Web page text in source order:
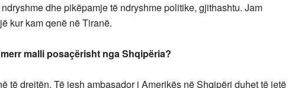
dhe pikëpamje të ndryshme politike, gjithashtu. Jam
kur kam qenë në Tiranë.
malli posaçërisht nga Shqipëria?
të drejtën. Të jesh ambasador i Amerikës në Shqipëri duhet të jetë